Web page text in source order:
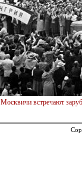
Москвичи встречают